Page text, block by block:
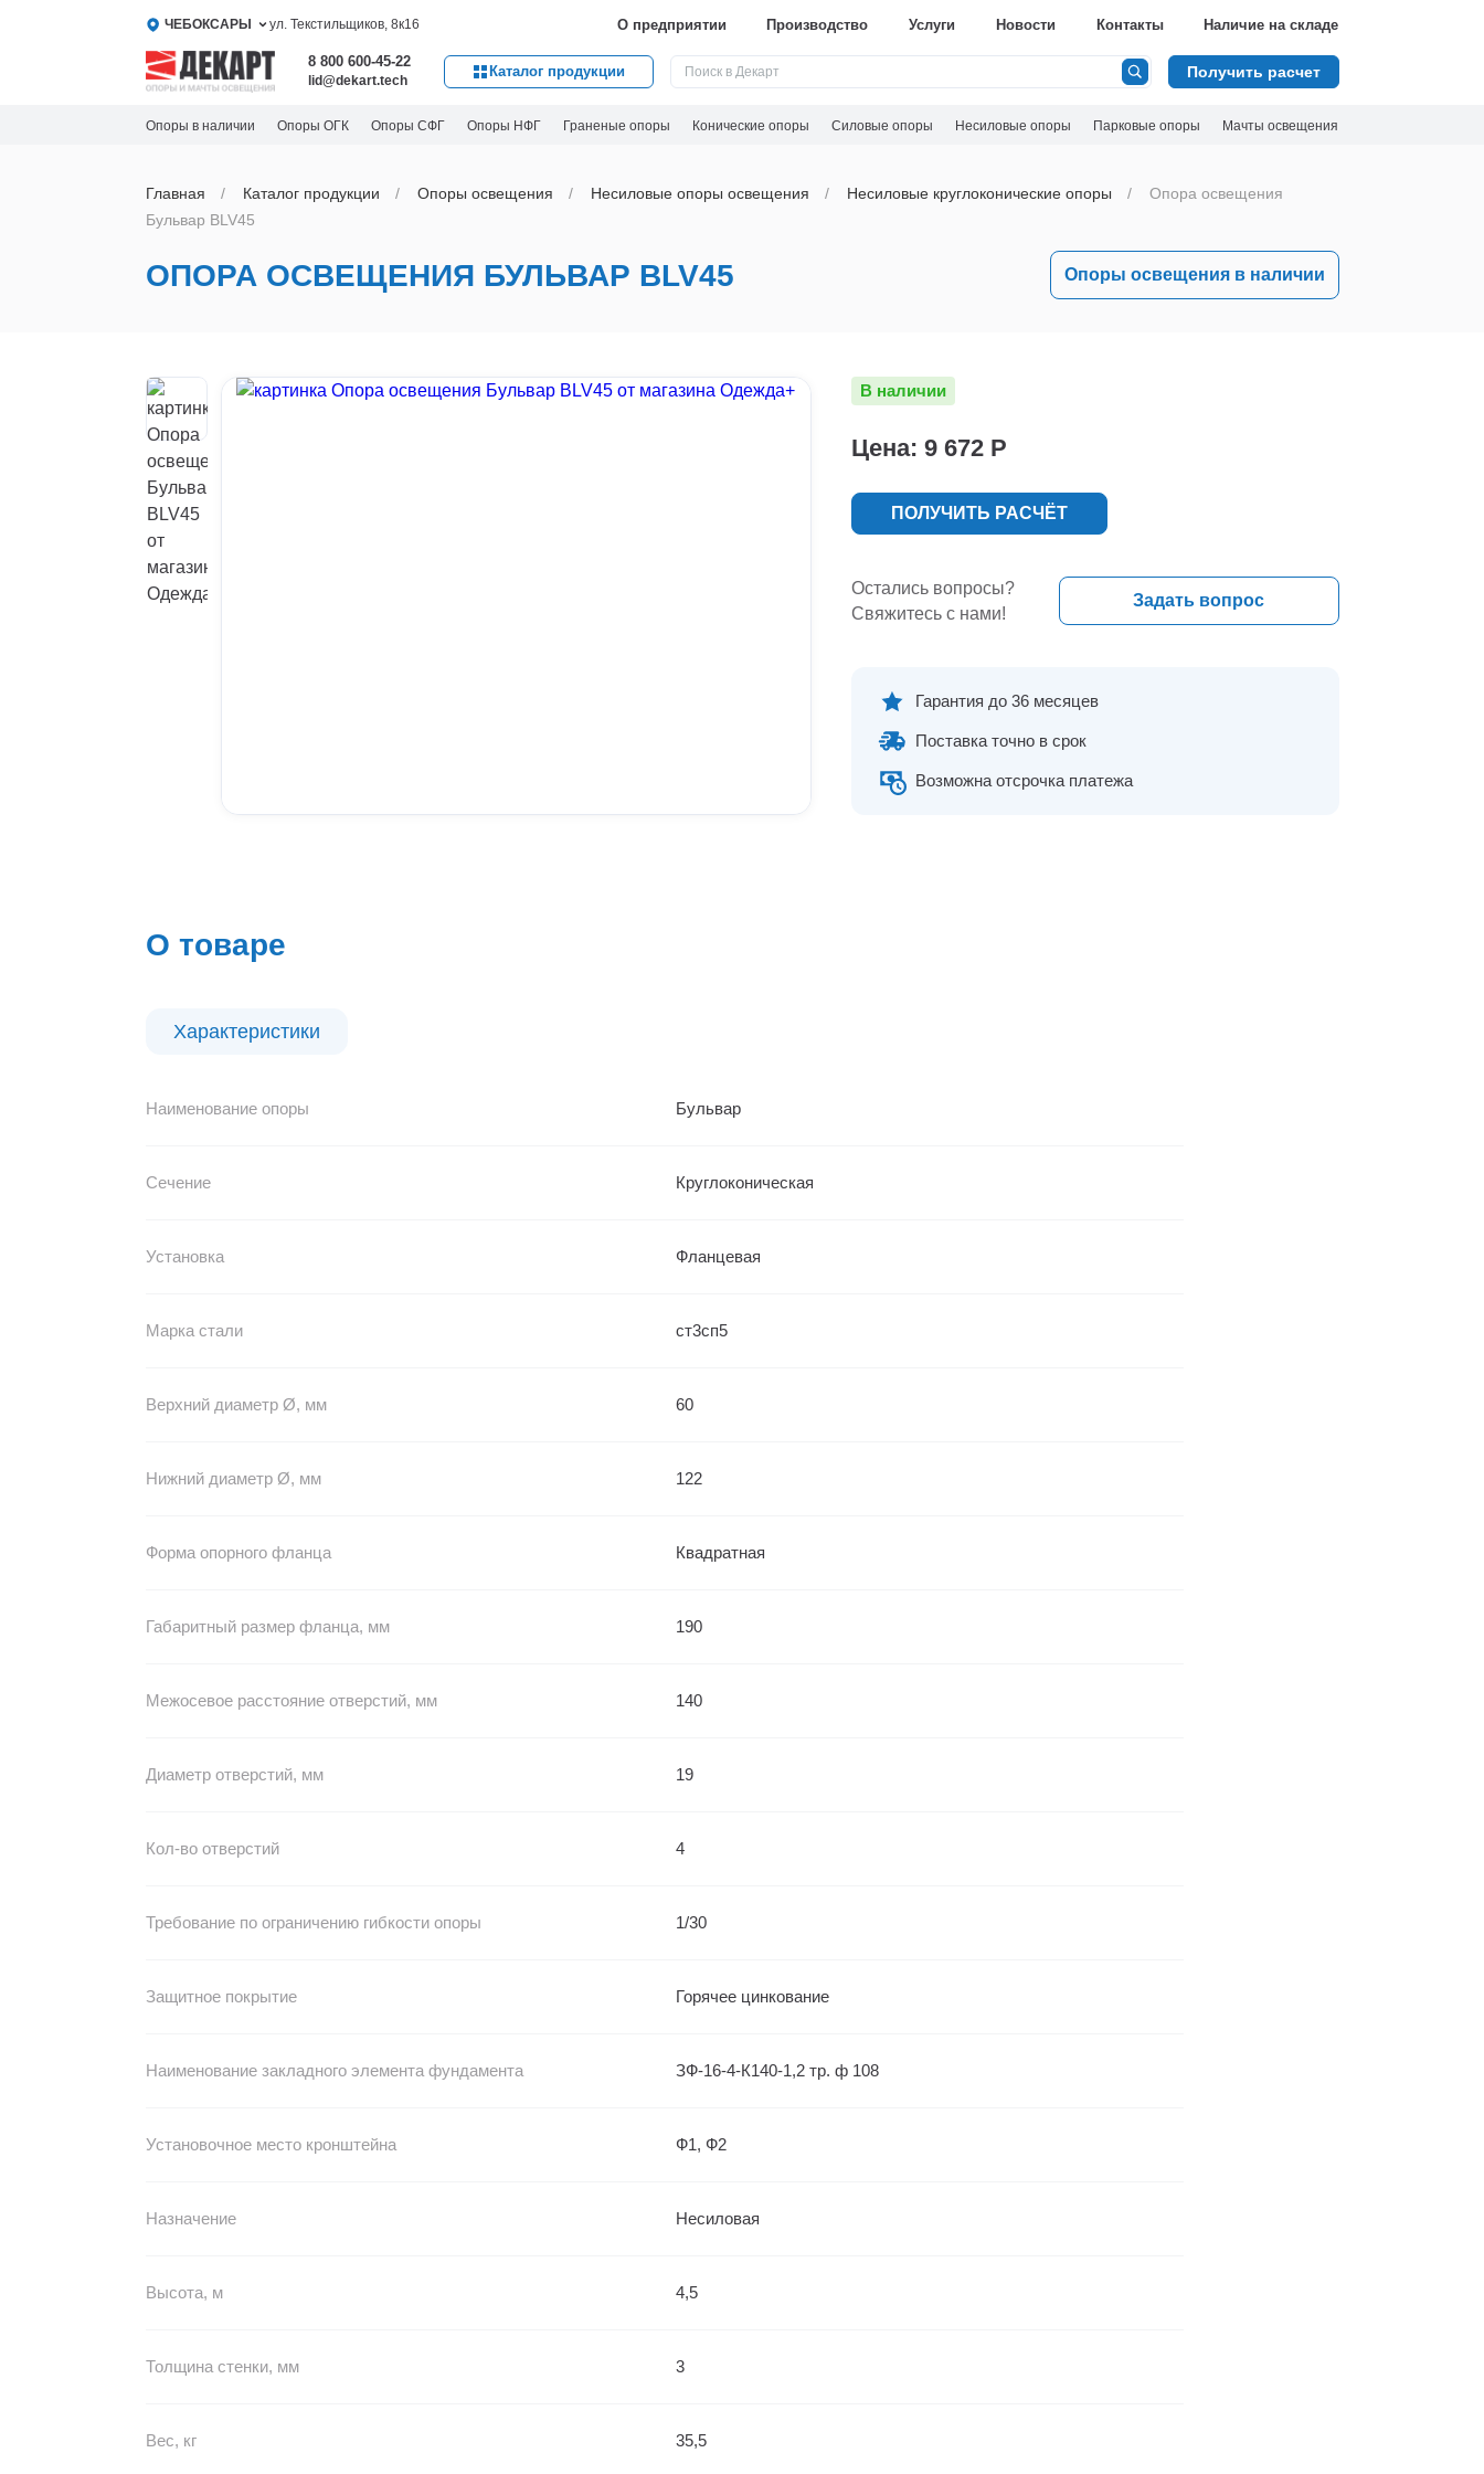
ЧЕБОКСАРЫ ул. Текстильщиков, 8к16 О предприятии Производство Услуги Новости Контакты Наличие на складе
8 800 600-45-22
lid@dekart.tech
Каталог продукции Получить расчет
Опоры в наличии Опоры ОГК Опоры СФГ Опоры НФГ Граненые опоры Конические опоры Силовые опоры Несиловые опоры Парковые опоры Мачты освещения
Главная Каталог продукции Oпоры oсвeщения Несиловые опоры освещения Несиловые круглоконические опоры
Опора освещения
Бульвар BLV45
ОПОРА ОСВЕЩЕНИЯ БУЛЬВАР BLV45 Опоры освещения в наличии
В наличии
Цена: 9 672 Р
ПОЛУЧИТЬ РАСЧЁТ
Остались вопросы?
Свяжитесь с нами!
Задать вопрос
Гарантия до 36 месяцев
Поставка точно в срок
Возможна отсрочка платежа
О товаре
Характеристики
Наименование опоры Бульвар
Сечение Круглоконическая
Установка Фланцевая
Марка стали ст3сп5
Верхний диаметр Ø, мм 60
Нижний диаметр Ø, мм 122
Форма опорного фланца Квадратная
Габаритный размер фланца, мм 190
Межосевое расстояние отверстий, мм 140
Диаметр отверстий, мм 19
Кол-во отверстий 4
Требование по ограничению гибкости опоры 1/30
Защитное покрытие Горячее цинкование
Наименование закладного элемента фундамента ЗФ-16-4-К140-1,2 тр. ф 108
Установочное место кронштейна Ф1, Ф2
Назначение Несиловая
Высота, м 4,5
Толщина стенки, мм 3
Вес, кг 35,5